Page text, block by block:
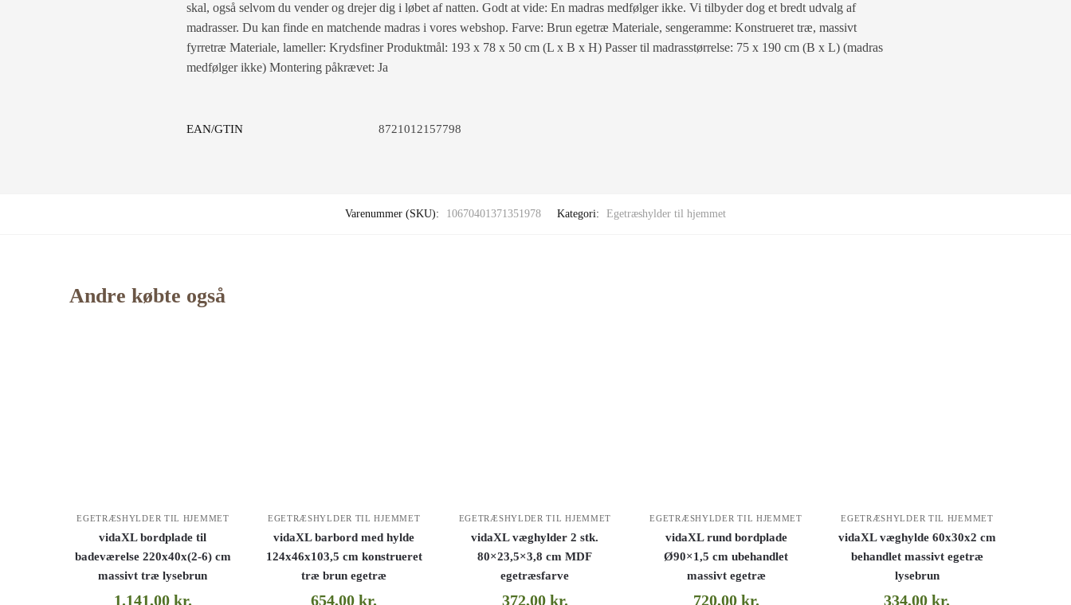
skal, også selvom du vender og drejer dig i løbet af natten. Godt at vide: En madras medfølger ikke. Vi tilbyder dog et bredt udvalg af
madrasser. Du kan finde en matchende madras i vores webshop. Farve: Brun egetræ Materiale, sengeramme: Konstrueret træ, massivt
fyrretræ Materiale, lameller: Krydsfiner Produktmål: 193 x 78 x 50 cm (L x B x H) Passer til madrasstørrelse: 75 x 190 cm (B x L) (madras
medfølger ikke) Montering påkrævet: Ja
EAN/GTIN 8721012157798
Varenummer (SKU): 10670401371351978 Kategori: Egetræshylder til hjemmet
Andre købte også
EGETRÆSHYLDER TIL HJEMMET
vidaXL bordplade til
badeværelse 220x40x(2-6) cm
massivt træ lysebrun
1.141,00 kr.
EGETRÆSHYLDER TIL HJEMMET
vidaXL barbord med hylde
124x46x103,5 cm konstrueret
træ brun egetræ
654,00kr.
EGETRÆSHYLDER TIL HJEMMET
vidaXL væghylder 2 stk.
80×23,5×3,8 cm MDF
egetræsfarve
372,00 kr.
EGETRÆSHYLDER TIL HJEMMET
vidaXL rund bordplade
Ø90×1,5 cm ubehandlet
massivt egetræ
720,00 kr.
EGETRÆSHYLDER TIL HJEMMET
vidaXL væghylde 60x30x2 cm
behandlet massivt egetræ
lysebrun
334,00kr.